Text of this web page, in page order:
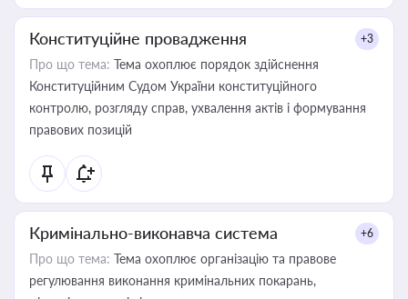
Конституційне провадження +3
Про що тема: Тема охоплює порядок здійснення
Конституційним Судом України конституційного
контролю, розгляду справ, ухвалення актів і формування
правових позицій
Кримінально-виконавча система +6
Про що тема: Тема охоплює організацію та правове
регулювання виконання кримінальних покарань,